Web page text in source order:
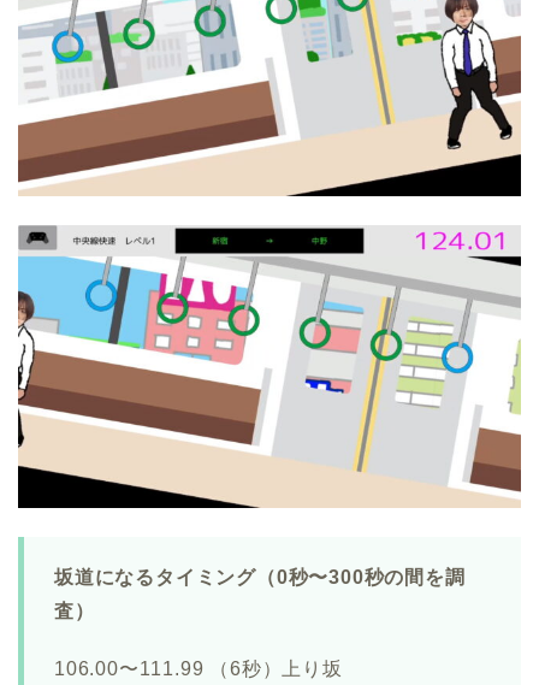
坂道になるタイミング（0秒〜300秒の間を調
査）
106.00〜111.99 （6秒）上り坂